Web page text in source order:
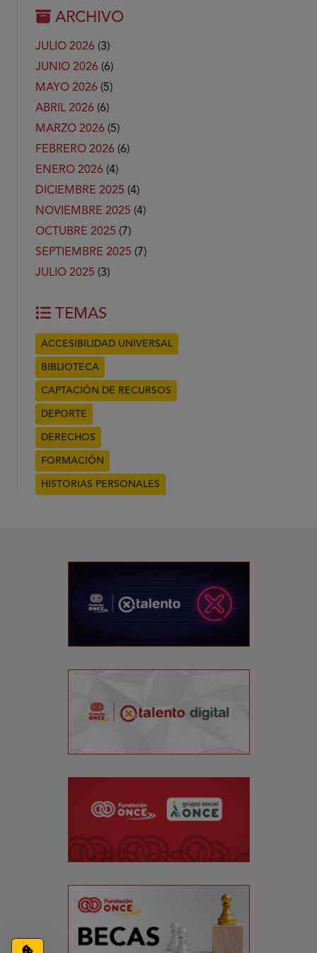
ARCHIVO
JULIO 2026 (3)
JUNIO 2026 (6)
MAYO 2026 (5)
ABRIL 2026 (6)
MARZO 2026 (5)
FEBRERO 2026 (6)
ENERO 2026 (4)
DICIEMBRE 2025 (4)
NOVIEMBRE 2025 (4)
OCTUBRE 2025 (7)
SEPTIEMBRE 2025 (7)
JULIO 2025 (3)
TEMAS
ACCESIBILIDAD UNIVERSAL
BIBLIOTECA
CAPTACIÓN DE RECURSOS
DEPORTE
DERECHOS
FORMACIÓN
HISTORIAS PERSONALES